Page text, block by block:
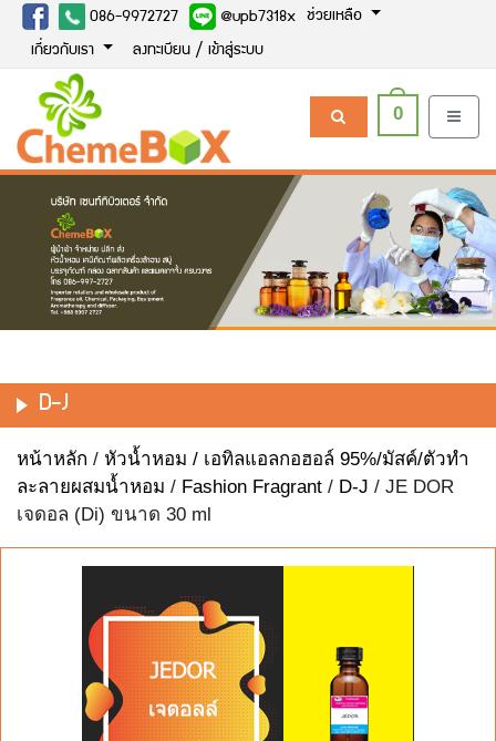
086-9972727 @upb7318x ช่วยเหลือ
เกี่ยวกับเรา ลงทะเบียน / เข้าสู่ระบบ
0
D-J
หน้าหลัก / หัวน้ำหอม / เอทิลแอลกอฮอล์ 95%/มัสค์/ตัวทำ
ละลายผสมน้ำหอม / Fashion Fragrant / D-J / JE DOR
เจดอล (Di) ขนาด 30 ml